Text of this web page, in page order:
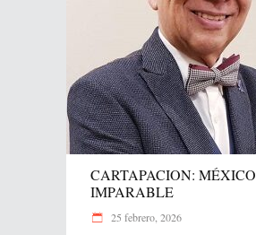
CARTAPACION: MÉXICO
IMPARABLE
25 febrero, 2026